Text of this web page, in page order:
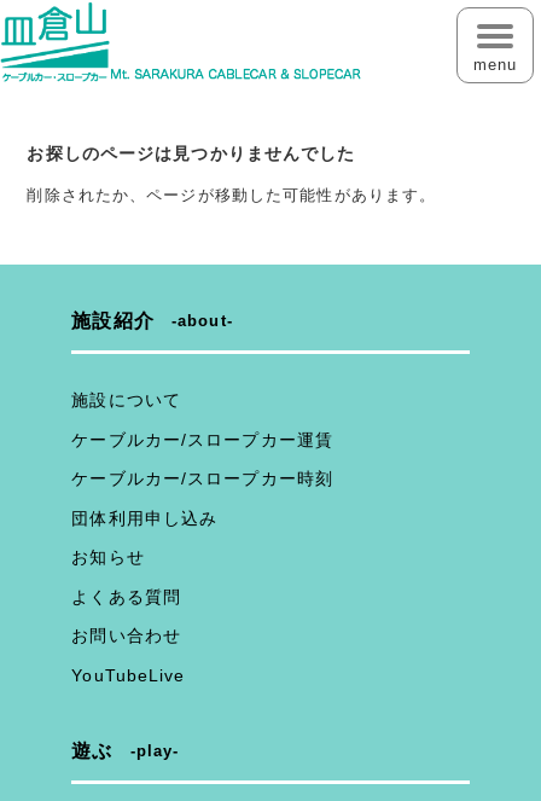
menu
お探しのページは見つかりませんでした
削除されたか、ページが移動した可能性があります。
施設紹介 about
施設について
ケーブルカー/スロープカー運賃
ケーブルカー/スロープカー時刻
団体利用申し込み
お知らせ
よくある質問
お問い合わせ
YouTubeLive
遊ぶ play